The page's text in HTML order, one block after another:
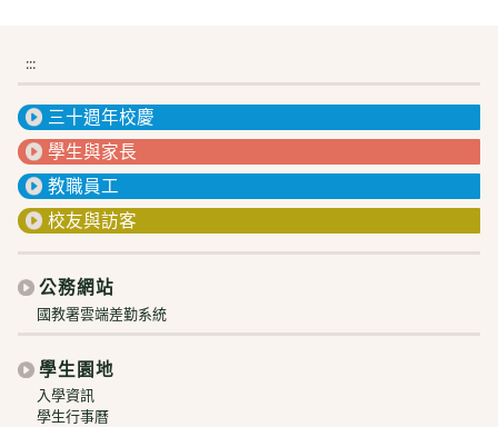
:::
三十週年校慶
學生與家長
教職員工
校友與訪客
公務網站
國教署雲端差勤系統
學生園地
入學資訊
學生行事曆